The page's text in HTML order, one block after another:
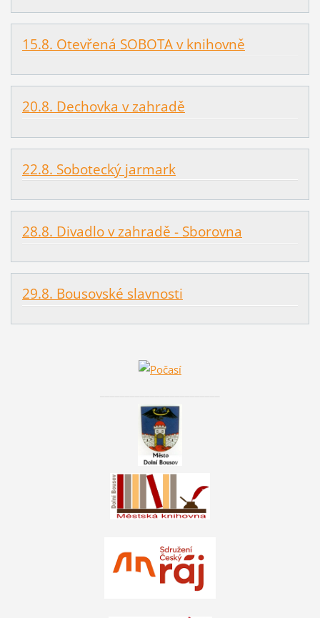
15.8. Otevřená SOBOTA v knihovně
20.8. Dechovka v zahradě
22.8. Sobotecký jarmark
28.8. Divadlo v zahradě - Sborovna
29.8. Bousovské slavnosti